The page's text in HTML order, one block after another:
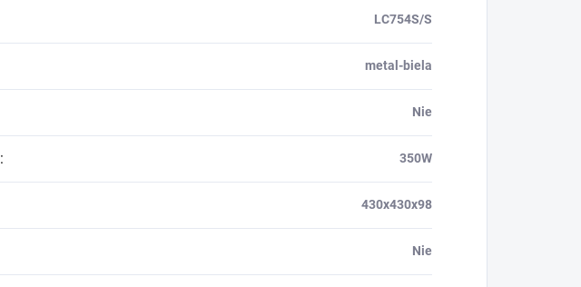
LC754S/S
metal-biela
Nie
: 350W
430x430x98
Nie